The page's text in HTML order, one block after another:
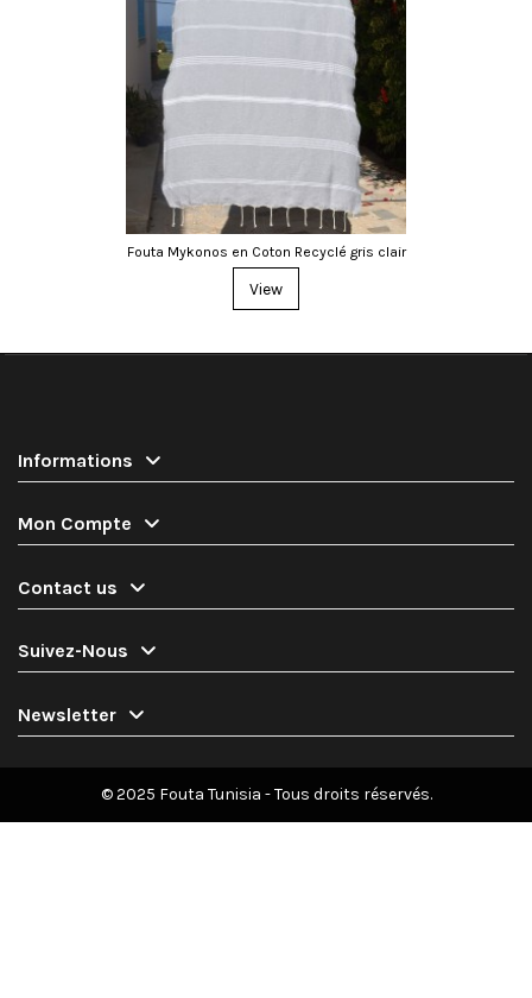
Fouta Mykonos en Coton Recyclé gris clair
View
Informations
Mon Compte
Contact us
Suivez-Nous
Newsletter
© 2025 Fouta Tunisia - Tous droits réservés.